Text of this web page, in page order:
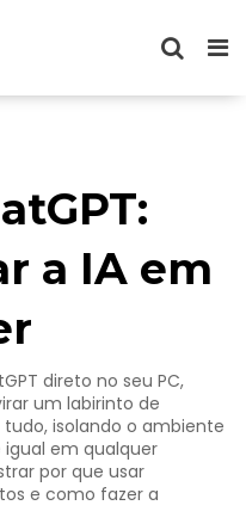
a IA em
direto no seu PC,
um labirinto de
isolando o ambiente
em qualquer
por que usar
e como fazer a